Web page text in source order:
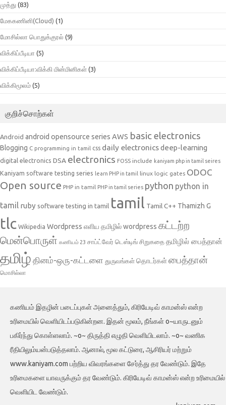
முத்து (83)
மேககணினி(Cloud) (1)
மோசில்லா பொதுக்குரல் (9)
விக்கிப்பீடியா (5)
விக்கிப்பீடியா:விக்கி மின்மினிகள் (3)
விக்கிமூலம் (5)
குறிச்சொற்கள்
Android android opensource series AWS basic electronics
Blogging C programming in tamil css daily electronicsdeep-learning
digital electronics DSA electronics FOSS include kaniyam php in tamil seires
Kaniyam software testing series learn PHP in tamil linux logic gates ODOC
Open source PHP in tamil PHP in tamil series python python in
tamil ruby software testing in tamil tamil Tamil C++ Thamizh G
tlc Wikipedia Wordpress எளிய தமிழில் wordpress கட்டற்ற
மென்பொருள் கணியம் 23 சாப்ட்வேர் டெஸ்டிங் சிறுகதை தமிழில் பைத்தான்
தமிழ் தினம்-ஒரு-கட்டளை துருவங்கள் தொடர்கள்பைத்தான்
மொசில்லா
கணியம் இதழின் படைப்புகள் அனைத்தும், கிரியேடிவ் காமன்ஸ் என்ற
உரிமையில் வெளியிடப்படுகின்றன. இதன் மூலம், நீங்கள் o~யாருடனும்
பகிர்ந்து கொள்ளலாம். ~o~ திருத்தி எழுதி வெளியிடலாம். ~o~ வணிக
ரீதியிலும்யன்படுத்தலாம். ஆனால், மூல கட்டுரை, ஆசிரியர் மற்றும்
www.kaniyam.com பற்றிய விவரங்களை சேர்த்து தர வேண்டும். இதே
உரிமைகளை யாவருக்கும் தர வேண்டும். கிரியேடிவ் காமன்ஸ் என்ற உரிமையில்
வெளியிட வேண்டும்.